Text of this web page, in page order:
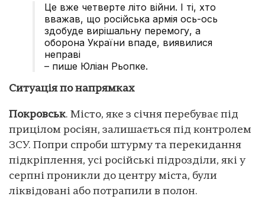
Це вже четверте літо війни. І ті, хто
вважав, що російська армія ось-ось
здобуде вирішальну перемогу, а
оборона України впаде, виявилися
неправі
– пише Юліан Рьопке.
Ситуація по напрямках
Покровськ. Місто, яке з січня перебуває під
прицілом росіян, залишається під контролем
ЗСУ. Попри спроби штурму та перекидання
підкріплення, усі російські підрозділи, які у
серпні проникли до центру міста, були
ліквідовані або потрапили в полон.